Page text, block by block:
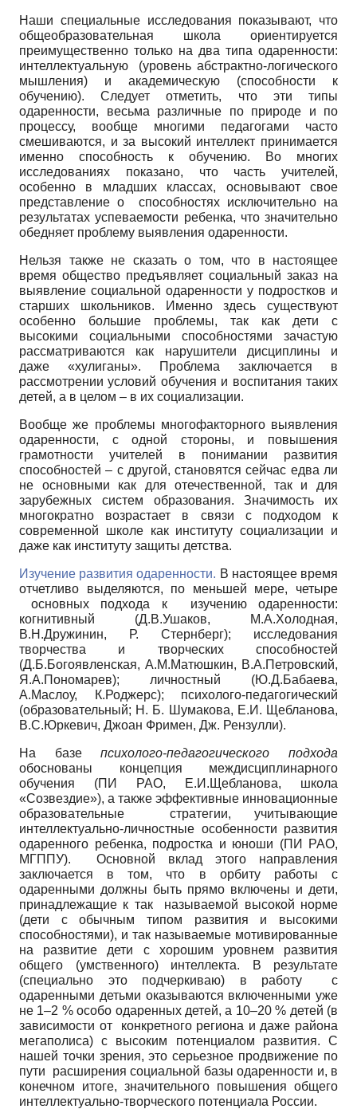
Наши специальные исследования показывают, что
общеобразовательная школа ориентируется
преимущественно только на два типа одаренности:
интеллектуальную (уровень абстрактно-логического
мышления) и академическую (способности к
обучению). Следует отметить, что эти типы
одаренности, весьма различные по природе и по
процессу, вообще многими педагогами часто
смешиваются, и за высокий интеллект принимается
именно способность к обучению. Во многих
исследованиях показано, что часть учителей,
особенно в младших классах, основывают свое
представление о способностях исключительно на
результатах успеваемости ребенка, что значительно
обедняет проблему выявления одаренности.
Нельзя также не сказать о том, что в настоящее
время общество предъявляет социальный заказ на
выявление социальной одаренности у подростков и
старших школьников. Именно здесь существуют
особенно большие проблемы, так как дети с
высокими социальными способностями зачастую
рассматриваются как нарушители дисциплины и
даже «хулиганы». Проблема заключается в
рассмотрении условий обучения и воспитания таких
детей, а в целом – в их социализации.
Вообще же проблемы многофакторного выявления
одаренности, с одной стороны, и повышения
грамотности учителей в понимании развития
способностей – с другой, становятся сейчас едва ли
не основными как для отечественной, так и для
зарубежных систем образования. Значимость их
многократно возрастает в связи с подходом к
современной школе как институту социализации и
даже как институту защиты детства.
Изучение развития одаренности. В настоящее время
отчетливо выделяются, по меньшей мере, четыре
основных подхода к изучению одаренности:
когнитивный (Д.В.Ушаков, М.А.Холодная,
В.Н.Дружинин, Р. Стернберг); исследования
творчества и творческих способностей
(Д.Б.Богоявленская, А.М.Матюшкин, В.А.Петровский,
Я.А.Пономарев); личностный (Ю.Д.Бабаева,
А.Маслоу, К.Роджерс); психолого-педагогический
(образовательный; Н. Б. Шумакова, Е.И. Щебланова,
В.С.Юркевич, Джоан Фримен, Дж. Рензулли).
На базепсихолого-педагогического подхода
обоснованы концепция междисциплинарного
обучения (ПИ РАО, Е.И.Щебланова, школа
«Созвездие»), а также эффективные инновационные
образовательные стратегии, учитывающие
интеллектуально-личностные особенности развития
одаренного ребенка, подростка и юноши (ПИ РАО,
МГППУ). Основной вклад этого направления
заключается в том, что в орбиту работы с
одаренными должны быть прямо включены и дети,
принадлежащие к так называемой высокой норме
(дети с обычным типом развития и высокими
способностями), и так называемые мотивированные
на развитие дети с хорошим уровнем развития
общего (умственного) интеллекта. В результате
(специально это подчеркиваю) в работу с
одаренными детьми оказываются включенными уже
не 1–2 % особо одаренных детей, а 10–20 % детей (в
зависимости от конкретного региона и даже района
мегаполиса) с высоким потенциалом развития. С
нашей точки зрения, это серьезное продвижение по
пути расширения социальной базы одаренности и, в
конечном итоге, значительного повышения общего
интеллектуально-творческого потенциала России.